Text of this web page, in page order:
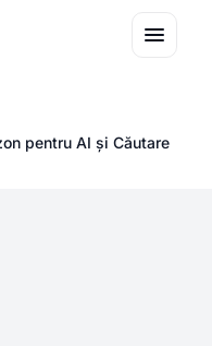
pentru AI și Căutare